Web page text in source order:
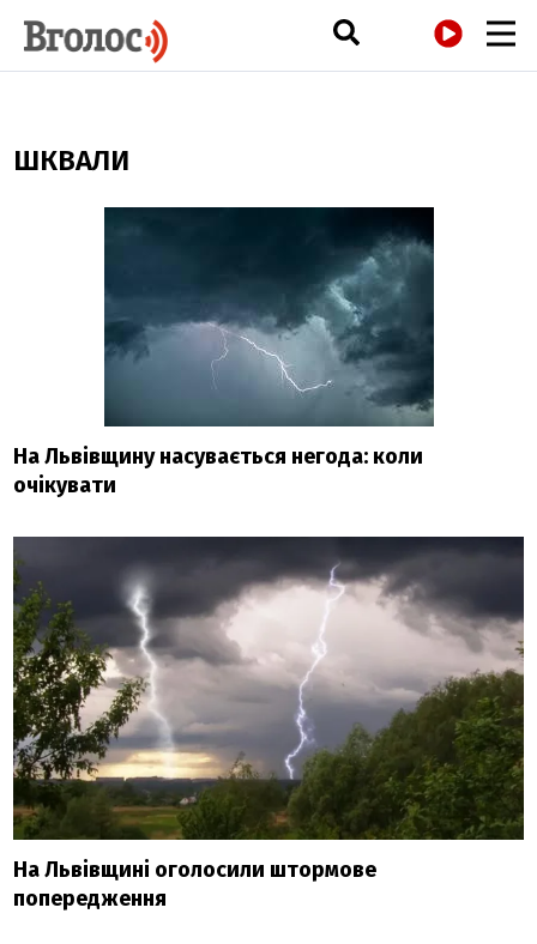
ШКВАЛИ
На Львівщину насувається негода: коли
очікувати
На Львівщині оголосили штормове
попередження